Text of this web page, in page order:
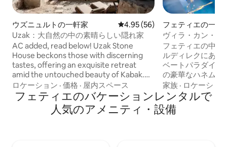
ウズニュルトの一軒家 レビュー56件、5つ星中4.95つ
4.95 (56)
Uzak：大自然の中の素晴らしい隠れ家
AC added, read below! Uzak Stone
House beckons those with discerning
tastes, offering an exquisite retreat
amid the untouched beauty of Kabak.
This shelter, with every detail carefully
designed from architectural design to
interior decoration, offers a peaceful
environment in harmony with the
ロケーション · 価格 · 屋内スペース
フェティエの一軒
ヴィラ・カン・ラ
ール
フェティエの中心
ルディレクにある
ベートパラダイス
の豪華なハネムー
ような自然の景色
用の温水プールを
じてリラックスする
くエレガントな雰
家族 · ロケーショ
フェティエのバケーションレンタルで
人気のアメニティ・設備